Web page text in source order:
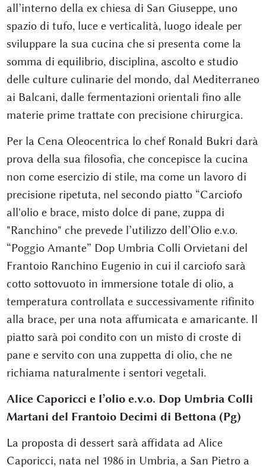
all’interno della ex chiesa di San Giuseppe, uno
spazio di tufo, luce e verticalità, luogo ideale per
sviluppare la sua cucina che si presenta come la
somma di equilibrio, disciplina, ascolto e studio
delle culture culinarie del mondo, dal Mediterraneo
ai Balcani, dalle fermentazioni orientali fino alle
materie prime trattate con precisione chirurgica.
Per la Cena Oleocentrica lo chef Ronald Bukri darà
prova della sua filosofia, che concepisce la cucina
non come esercizio di stile, ma come un lavoro di
precisione ripetuta, nel secondo piatto “Carciofo
all'olio e brace, misto dolce di pane, zuppa di
"Ranchino" che prevede l’utilizzo dell’Olio e.v.o.
“Poggio Amante” Dop Umbria Colli Orvietani del
Frantoio Ranchino Eugenio in cui il carciofo sarà
cotto sottovuoto in immersione totale di olio, a
temperatura controllata e successivamente rifinito
alla brace, per una nota affumicata e amaricante. Il
piatto sarà poi condito con un misto di croste di
pane e servito con una zuppetta di olio, che ne
richiama naturalmente i sentori vegetali.
Alice Caporicci e l’olio e.v.o. Dop Umbria Colli
Martani del Frantoio Decimi di Bettona (Pg)
La proposta di dessert sarà affidata ad Alice
Caporicci, nata nel 1986 in Umbria, a San Pietro a